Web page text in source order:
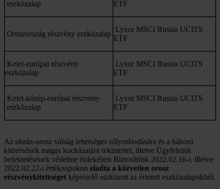
eszközalap ETF
Oroszország részvény eszközalap
Lyxor MSCI Russia UCITS
ETF
Kelet-európai részvény
eszközalap
Lyxor MSCI Russia UCITS
ETF
Kelet-közép-európai részvény
eszközalap
Lyxor MSCI Russia UCITS
ETF
Az ukrán-orosz válság lehetséges súlyosbodására és a háború
kitörésének magas kockázatára tekintettel, illetve Ügyfeleink
befektetésének védelme érdekében Biztosítónk 2022.02.16-i, illetve
2022.02.22-i értéknapokon eladta a közvetlen orosz
részvénykitettséget képviselő eszközeit az érintett eszközalapokból.